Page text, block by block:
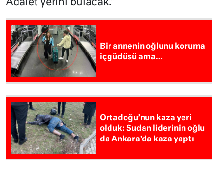
Adalet yerini bulacak.”
Bir annenin oğlunu koruma
içgüdüsü ama…
Ortadoğu’nun kaza yeri
olduk: Sudan liderinin oğlu
da Ankara’da kaza yaptı